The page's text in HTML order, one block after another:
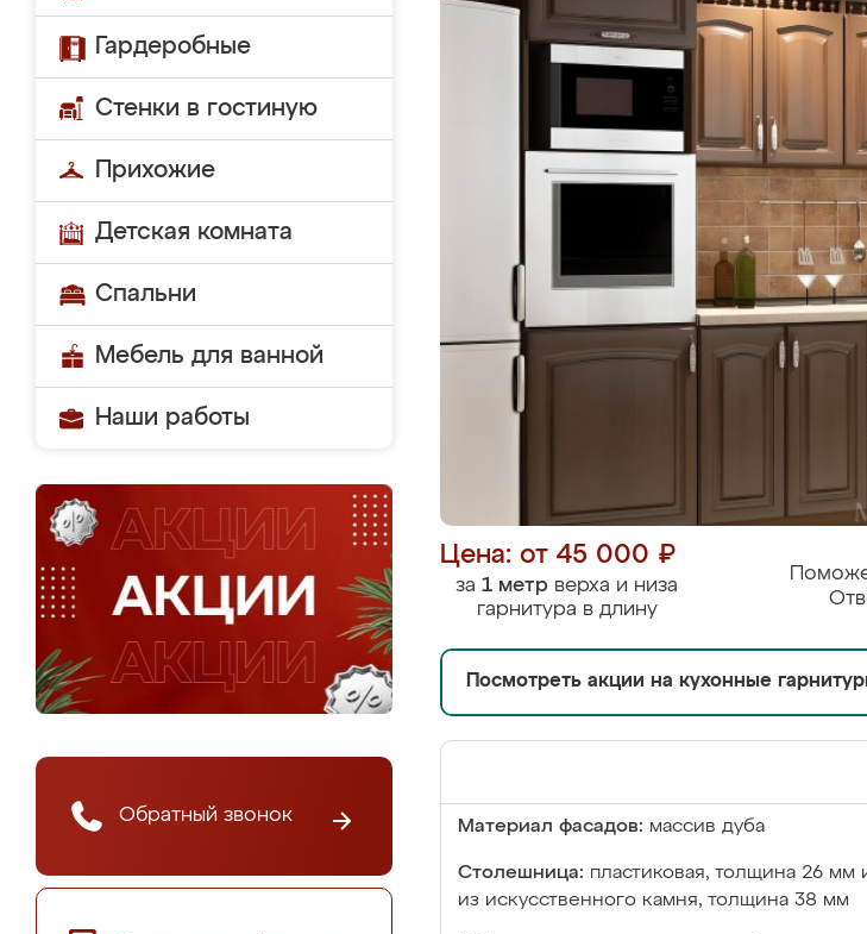
Гардеробные
Стенки в гостиную
Прихожие
Детская комната
Спальни
Мебель для ванной
Наши работы
Обратный звонок
Цена: от 45 000 ₽
за 1 метр верха и низа
гарнитура в длину
Посмотреть акции на кухонные
Материал фасадов: массив дуба
Столешница: пластиковая, толщина 26 мм
из искусственного камня, толщина 38 мм